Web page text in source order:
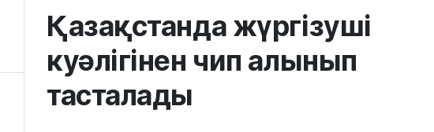
Қазақстанда жүргізуші
куәлігінен чип алынып
тасталады